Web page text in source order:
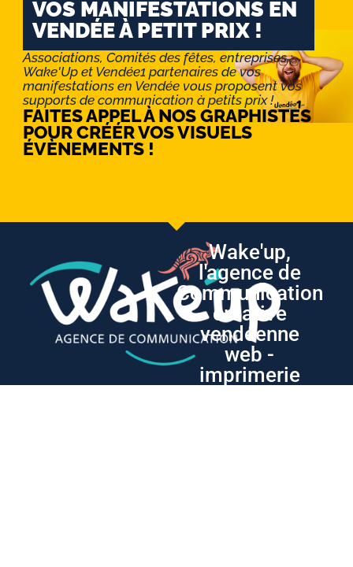
VOS MANIFESTATIONS EN
VENDÉE À PETIT PRIX !
Associations, Comités des fêtes, entreprises :
Wake'Up et Vendée1 partenaires de vos
manifestations en Vendée vous proposent vos
supports de communication à petits prix !
FAITES APPEL À NOS GRAPHISTES
POUR CRÉÉR VOS VISUELS
ÉVÈNEMENTS !
Wake'up,
l'agence de
Communication
créative
vendéenne
web -
imprimerie